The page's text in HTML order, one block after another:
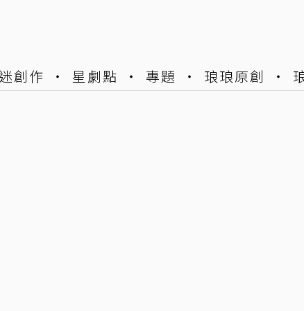
迷創作 星劇點 專題 琅琅原創